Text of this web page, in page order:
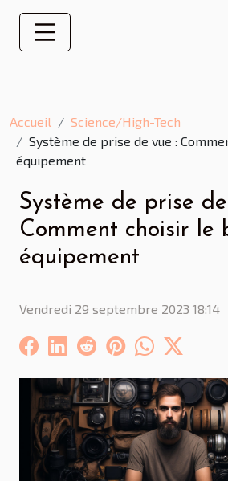
Accueil
Science/High-Tech
Système de prise de vue :
équipement
Système de prise
Comment choisir le
équipement
Vendredi 29 septembre 2023 18:14